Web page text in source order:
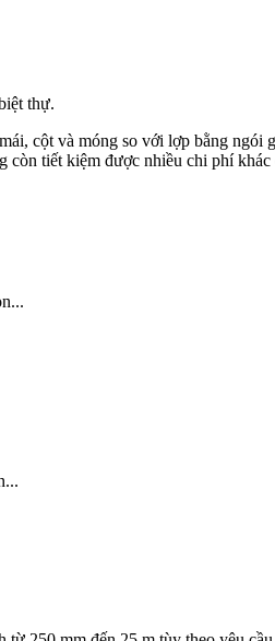
thự.
cột và móng so với lợp bằng ngói
tiết kiệm được nhiều chi phí